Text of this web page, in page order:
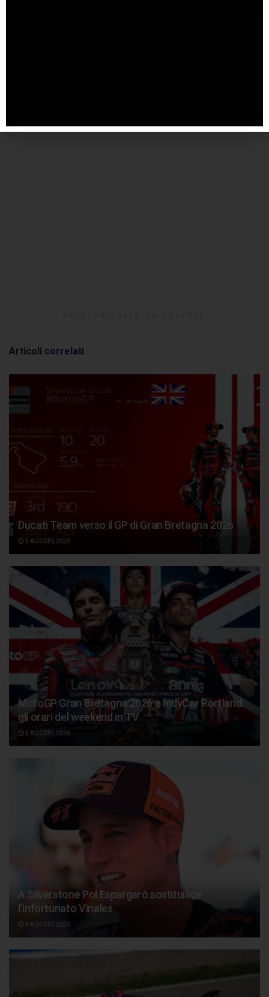
Articoli correlati
Ducati Team verso il GP di Gran Bretagna 2026
5 AGOSTO 2026
MotoGP Gran Bretagna 2026 e IndyCar Portland:
gli orari del weekend in TV
5 AGOSTO 2026
A Silverstone Pol Espargarò sostituisce
l’infortunato Vinales
4 AGOSTO 2026